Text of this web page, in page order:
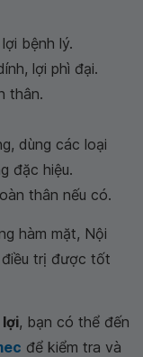
bệnh lý.
lợi phì đại.
thân.
dùng các loại
đặc hiệu.
thân nếu có.
hàm mặt, Nội
trị được tốt
lợi, bạn có thể đến
để kiểm tra và